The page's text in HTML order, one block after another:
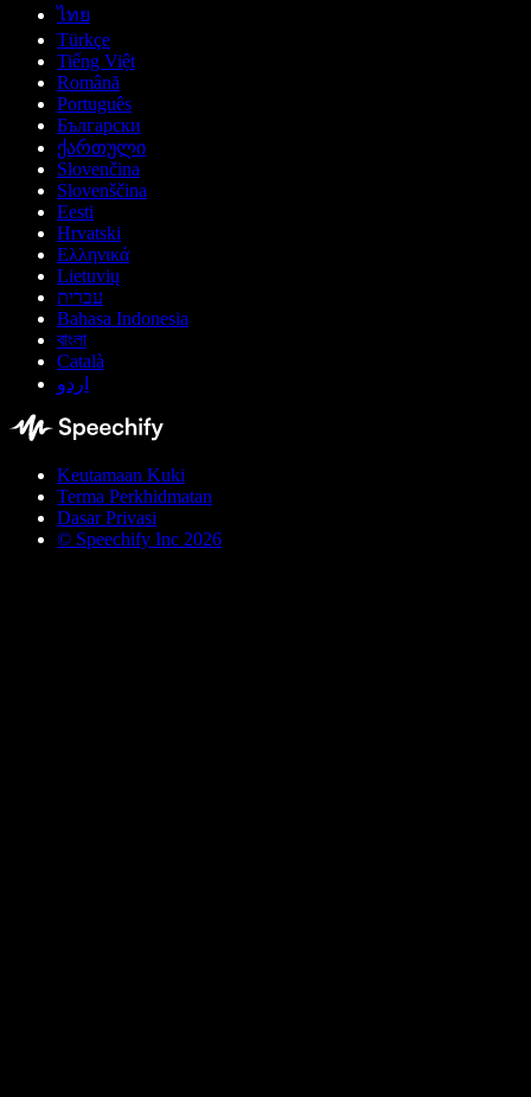
ไทย
Türkçe
Tiếng Việt
Română
Português
Български
ქართული
Slovenčina
Slovenščina
Eesti
Hrvatski
Ελληνικά
Lietuvių
עברית
Bahasa Indonesia
বাংলা
Català
اردو
Keutamaan Kuki
Terma Perkhidmatan
Dasar Privasi
© Speechify Inc 2026